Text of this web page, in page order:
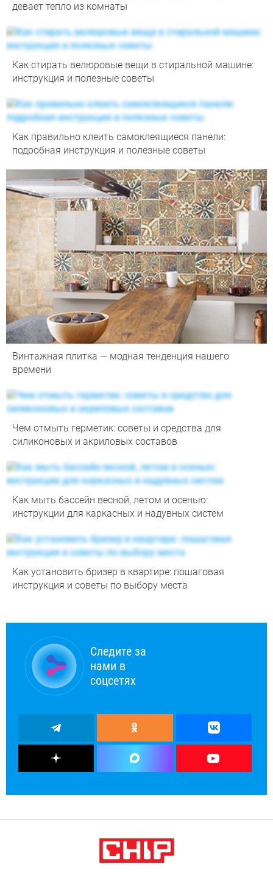
девает тепло из комнаты
Как стирать велюровые вещи в стиральной машине:
инструкция и полезные советы
Как правильно клеить самоклеящиеся панели:
подробная инструкция и полезные советы
Винтажная плитка — модная тенденция нашего
времени
Чем отмыть герметик: советы и средства для
силиконовых и акриловых составов
Как мыть бассейн весной, летом и осенью:
инструкции для каркасных и надувных систем
Как установить бризер в квартире: пошаговая
инструкция и советы по выбору места
Следите за
нами в
соцсетях